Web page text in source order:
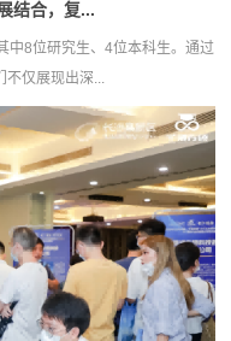
结合，复...
中8位研究生、4位本科生。通过
不仅展现出深...